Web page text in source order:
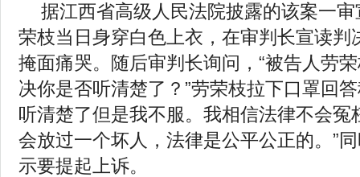
据江西省高级人民法院披露的该案一
荣枝当日身穿白色上衣，在审判长宣读判
掩面痛哭。随后审判长询问，“被告人劳
决你是否听清楚了？”劳荣枝拉下口罩回
听清楚了但是我不服。我相信法律不会冤
会放过一个坏人，法律是公平公正的。”
示要提起上诉。